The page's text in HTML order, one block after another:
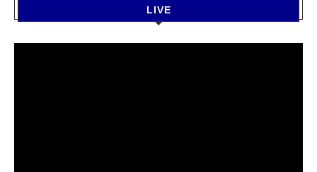
LIVE